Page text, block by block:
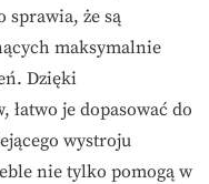
sprawia, że są
maksymalnie
Dzięki
je dopasować do
wystroju
nie tylko pomogą w